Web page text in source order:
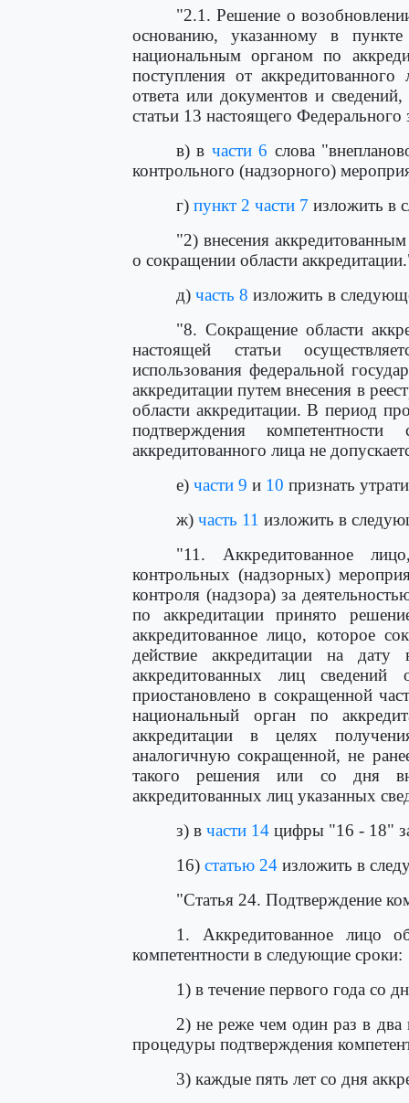
"2.1. Решение о
основанию, указанному в
национальным органом по
поступления от
ответа или документов и
статьи 13 настоящего Федерального
в) в части 6 слова
контрольного (надзорного)
г) пункт 2 части 7 изложить в
"2) внесения
о сокращении области
д) часть 8 изложить в
"8. Сокращение области
настоящей статьи
использования федеральной
аккредитации путем внесения в
области аккредитации. В период
подтверждения
аккредитованного лица не
е) части 9 и 10 признать
ж) часть 11 изложить в
"11. Аккредитованное
контрольных (надзорных)
контроля (надзора) за
по аккредитации принято
аккредитованное лицо, которое
действие аккредитации на дату
аккредитованных лиц
приостановлено в сокращенной
национальный орган по
аккредитации в целях
аналогичную сокращенной, не
такого решения или со дня
аккредитованных лиц указанных
з) в части 14 цифры "16 - 18"
16) статью 24 изложить в
"Статья 24. Подтверждение
1. Аккредитованное лицо
компетентности в следующие сроки:
1) в течение первого года со
2) не реже чем один раз в
процедуры подтверждения
3) каждые пять лет со дня